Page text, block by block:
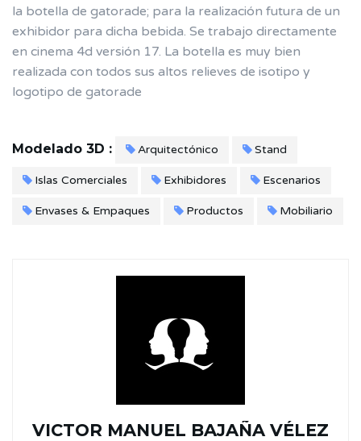
la botella de gatorade; para la realización futura de un
exhibidor para dicha bebida. Se trabajo directamente
en cinema 4d versión 17. La botella es muy bien
realizada con todos sus altos relieves de isotipo y
logotipo de gatorade
Modelado 3D : Arquitectónico Stand
Islas Comerciales Exhibidores Escenarios
Envases & Empaques Productos Mobiliario
VICTOR MANUEL BAJAÑA VÉLEZ